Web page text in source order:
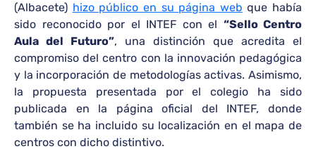
(Albacete) hizo público en su página web que había
sido reconocido por el INTEF con el “Sello Centro
Aula del Futuro”, una distinción que acredita el
compromiso del centro con la innovación pedagógica
y la incorporación de metodologías activas. Asimismo,
la propuesta presentada por el colegio ha sido
publicada en la página oficial del INTEF, donde
también se ha incluido su localización en el mapa de
centros con dicho distintivo.